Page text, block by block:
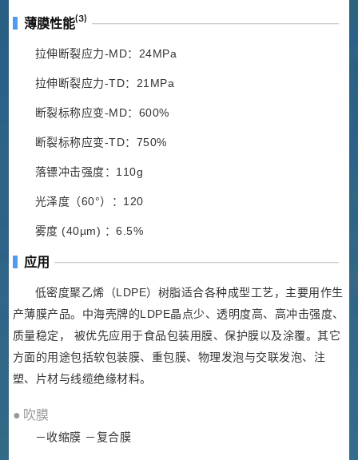
薄膜性能(3)
拉伸断裂应力-MD：24MPa
拉伸断裂应力-TD：21MPa
断裂标称应变-MD：600%
断裂标称应变-TD：750%
落镖冲击强度：110g
光泽度（60°）：120
雾度 (40µm) ：6.5%
应用
低密度聚乙烯（LDPE）树脂适合各种成型工艺，主要用作生
产薄膜产品。中海壳牌的LDPE晶点少、透明度高、高冲击强度、
质量稳定， 被优先应用于食品包装用膜、保护膜以及涂覆。其它
方面的用途包括软包装膜、重包膜、物理发泡与交联发泡、注
塑、片材与线缆绝缘材料。
● 吹膜
－收缩膜 －复合膜